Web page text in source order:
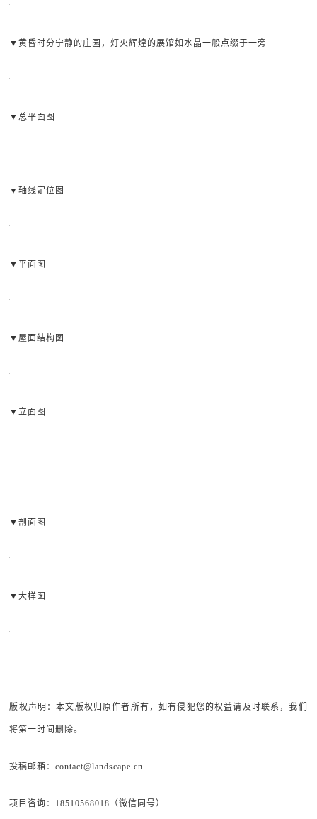
▼黄昏时分宁静的庄园，灯火辉煌的展馆如水晶一般点缀于一旁
▼总平面图
▼轴线定位图
▼平面图
▼屋面结构图
▼立面图
▼剖面图
▼大样图
版权声明：本文版权归原作者所有，如有侵犯您的权益请及时联系，我们
将第一时间删除。
投稿邮箱：contact@landscape.cn
项目咨询：18510568018（微信同号）